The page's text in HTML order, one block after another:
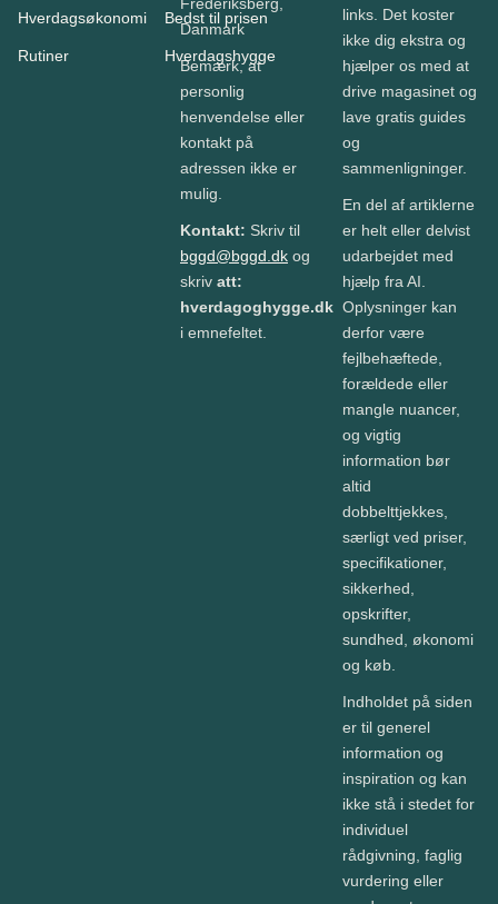
Hverdagsøkonomi Bedst til prisen
Rutiner Hverdagshygge
Danmark
Bemærk, at
personlig
henvendelse eller
kontakt på
adressen ikke er
mulig.
Kontakt: Skriv til
bggd@bggd.dk og
skriv att:
hverdagoghygge.dk
i emnefeltet.
links. Det koster
ikke dig ekstra og
hjælper os med at
drive magasinet og
lave gratis guides
og
sammenligninger.
En del af artiklerne
er helt eller delvist
udarbejdet med
hjælp fra AI.
Oplysninger kan
derfor være
fejlbehæftede,
forældede eller
mangle nuancer,
og vigtig
information bør
altid
dobbelttjekkes,
særligt ved priser,
specifikationer,
sikkerhed,
opskrifter,
sundhed, økonomi
og køb.
Indholdet på siden
er til generel
information og
inspiration og kan
ikke stå i stedet for
individuel
rådgivning, faglig
vurdering eller